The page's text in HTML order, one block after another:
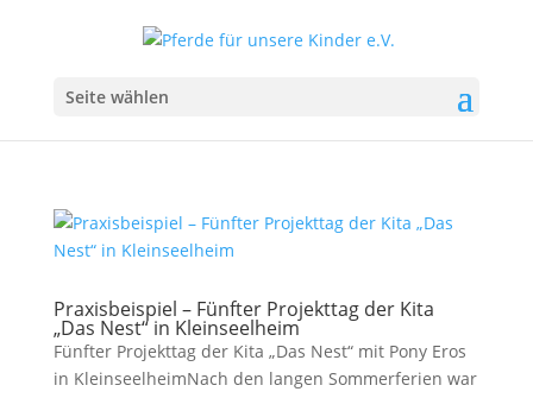
Seite wählen
Praxisbeispiel – Fünfter Projekttag der Kita
„Das Nest“ in Kleinseelheim
Fünfter Projekttag der Kita „Das Nest“ mit Pony Eros
in KleinseelheimNach den langen Sommerferien war